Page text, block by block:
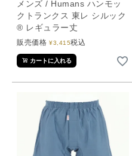
メンズ / Humans ハンモッ
クトランクス 東レ シルック
® レギュラー丈
販売価格 ¥3,415税込
カートに入れる